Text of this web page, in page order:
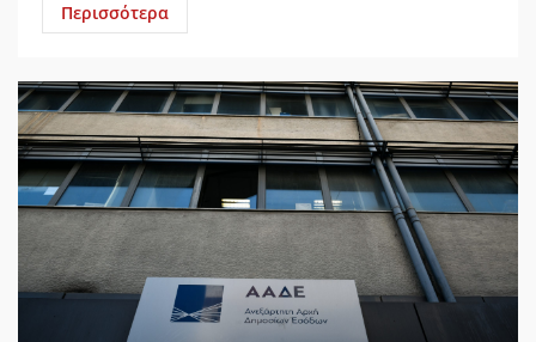
Περισσότερα